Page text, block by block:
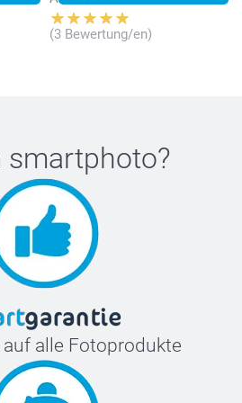
(3 Bewertung/en)
smartphoto?
alle Fotoprodukte